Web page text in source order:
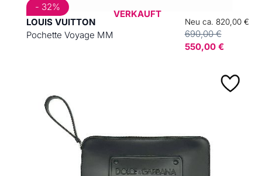
LOUIS VUITTON
Pochette Voyage MM
Neu ca. 820,00 €
690,00 €
550,00 €
VERKAUFT
- 32%